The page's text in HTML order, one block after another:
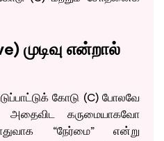
முடிவு என்றால்
கோடு (C) போலவே
அதைவிட கருமையாகவோ
“நேர்மை” என்று